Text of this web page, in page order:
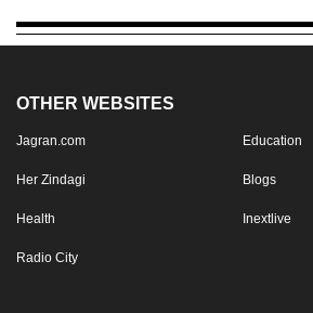
OTHER WEBSITES
Jagran.com Education
Her Zindagi Blogs
Health Inextlive
Radio City